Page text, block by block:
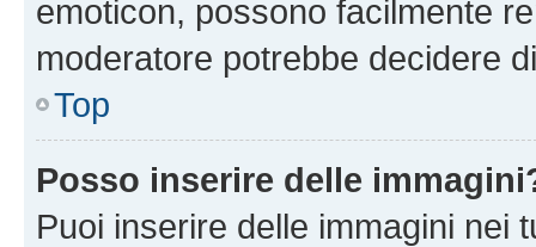
emoticon, possono facilmente
moderatore potrebbe decidere
Top
Posso inserire delle
Puoi inserire delle immagini nei